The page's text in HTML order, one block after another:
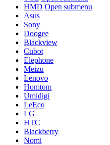
HMD Open submenu
Asus
Sony
Doogee
Blackview
Cubot
Elephone
Meizu
Lenovo
Homtom
Umidigi
LeEco
LG
HTC
Blackberry
Nomi